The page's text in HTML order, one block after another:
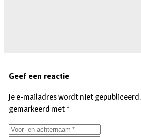
Geef een reactie
Je e-mailadres wordt niet gepubliceerd.
gemarkeerd met *